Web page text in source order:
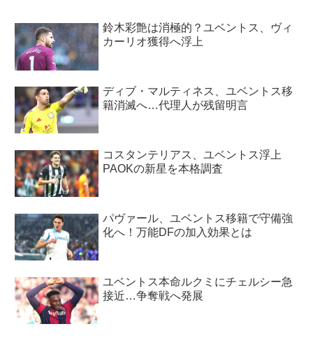
鈴木彩艶は消極的？ユベントス、ヴィ
カーリオ獲得へ浮上
ディブ・マルティネス、ユベントス移
籍消滅へ…代理人が残留明言
コスタンテリアス、ユベントス浮上
PAOKの新星を本格調査
パヴァール、ユベントス移籍で守備強
化へ！万能DFの加入効果とは
ユベントス本命ルクミにチェルシー急
接近…争奪戦へ発展